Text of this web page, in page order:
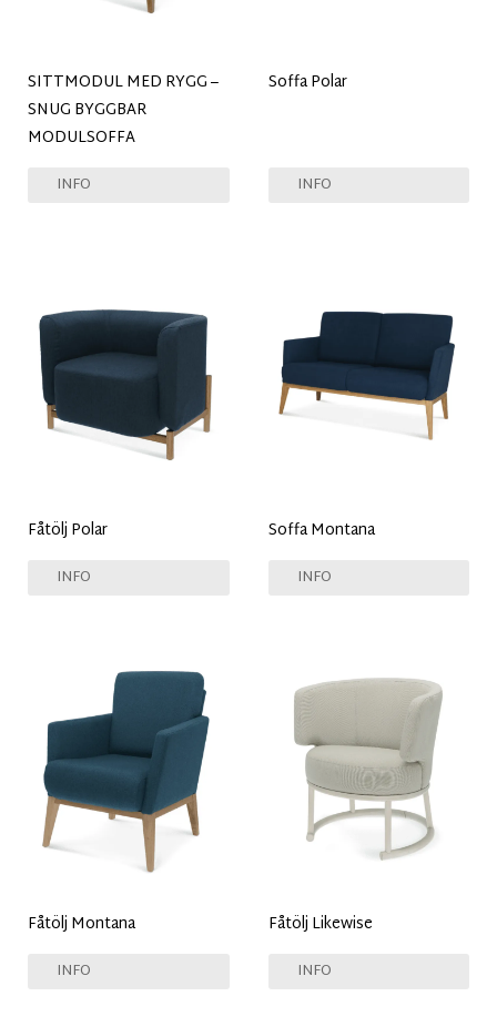
SITTMODUL MED RYGG –
SNUG BYGGBAR
MODULSOFFA
INFO
Soffa Polar
INFO
Fåtölj Polar
INFO
Soffa Montana
INFO
Fåtölj Montana
INFO
Fåtölj Likewise
INFO